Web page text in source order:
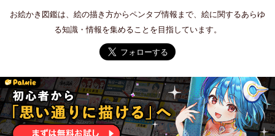
お絵かき図鑑は、絵の描き方からペンタブ情報まで、絵に関するあらゆ
る知識・情報を集めることを目指しています。